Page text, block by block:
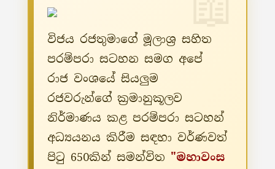
විජය රජතුමාගේ මූලාශ්‍ර සහිත
පරම්පරා සටහන සමග අපේ
රාජ වංශයේ සියලුම
රජවරුන්ගේ ක්‍රමානුකූලව
නිර්මාණය කළ පරම්පරා සටහන්
අධ්‍යයනය කිරීම සඳහා වර්ණවත්
පිටු 650කින් සමන්විත "මහාවංස